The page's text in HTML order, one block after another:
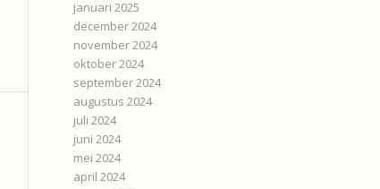
januari 2025
december 2024
november 2024
oktober 2024
september 2024
augustus 2024
juli 2024
juni 2024
mei 2024
april 2024